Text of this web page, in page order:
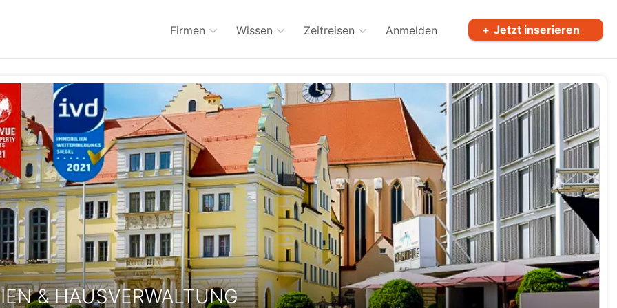
Firmen Wissen Zeitreisen Anmelden Jetzt inserieren
& HAUSVERWALTUNG